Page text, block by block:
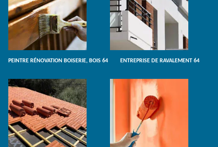
PEINTRE RÉNOVATION BOISERIE, BOIS 64 ENTREPRISE DE RAVALEMENT 64